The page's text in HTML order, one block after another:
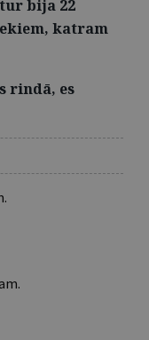
bija 22
katram
rindā, es